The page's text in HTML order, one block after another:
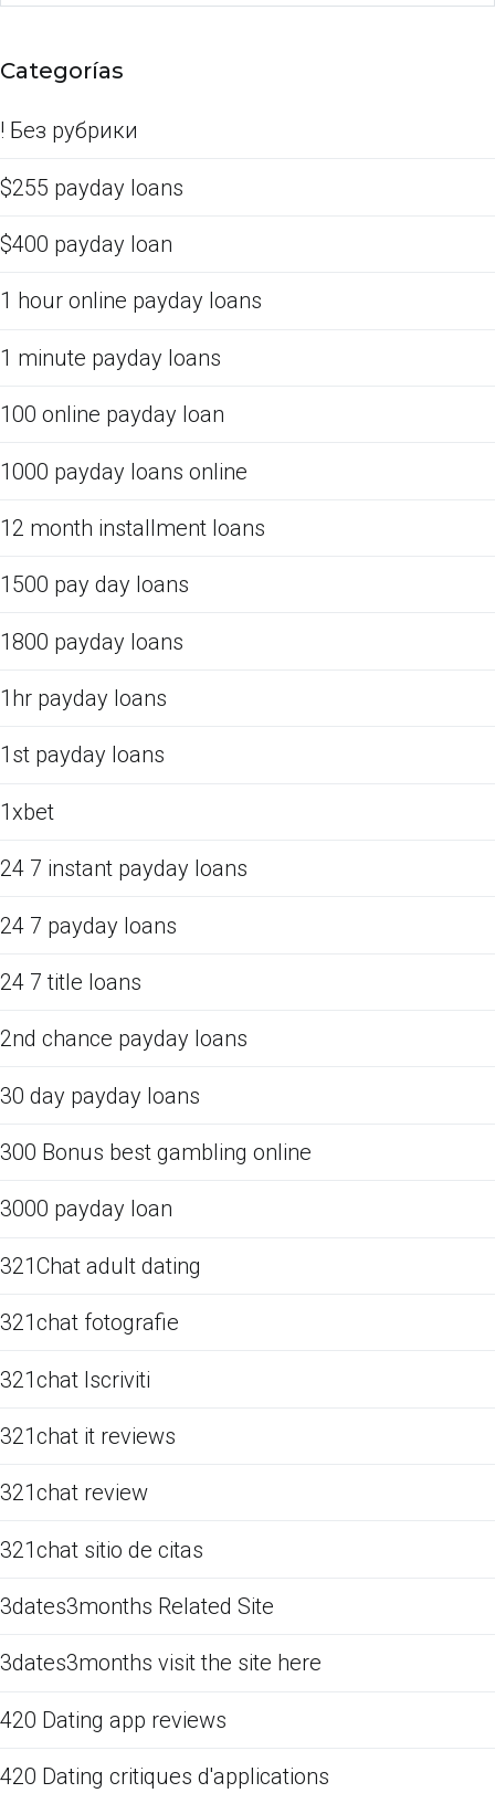
Categorías
! Без рубрики
$255 payday loans
$400 payday loan
1 hour online payday loans
1 minute payday loans
100 online payday loan
1000 payday loans online
12 month installment loans
1500 pay day loans
1800 payday loans
1hr payday loans
1st payday loans
1xbet
24 7 instant payday loans
24 7 payday loans
24 7 title loans
2nd chance payday loans
30 day payday loans
300 Bonus best gambling online
3000 payday loan
321Chat adult dating
321chat fotografie
321chat Iscriviti
321chat it reviews
321chat review
321chat sitio de citas
3dates3months Related Site
3dates3months visit the site here
420 Dating app reviews
420 Dating critiques d'applications